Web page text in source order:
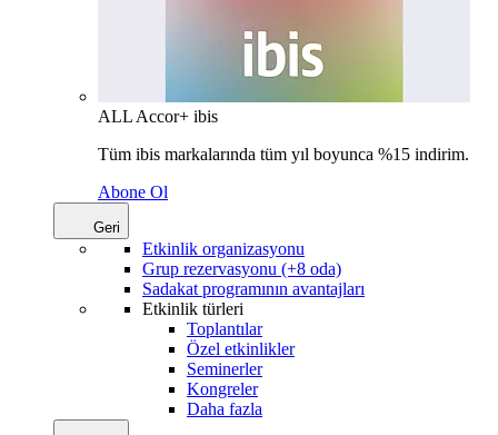
ALL Accor+ ibis
Tüm ibis markalarında tüm yıl boyunca %15 indirim.
Abone Ol
Geri
Etkinlik organizasyonu
Grup rezervasyonu (+8 oda)
Sadakat programının avantajları
Etkinlik türleri
Toplantılar
Özel etkinlikler
Seminerler
Kongreler
Daha fazla